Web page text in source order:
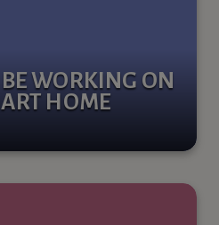
WORKING ON
HOME